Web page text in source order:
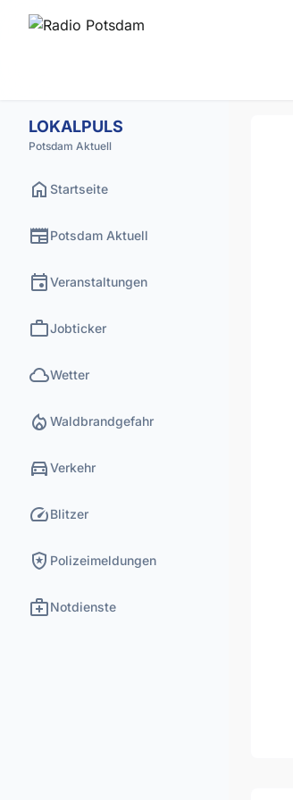
LOKALPULS
Potsdam Aktuell
home Startseite
newspaperPotsdam Aktuell
eventVeranstaltungen
workJobticker
cloudWetter
local_fire_department Waldbrandgefahr
directions_carVerkehr
speedBlitzer
local_police Polizeimeldungen
medical_servicesNotdienste